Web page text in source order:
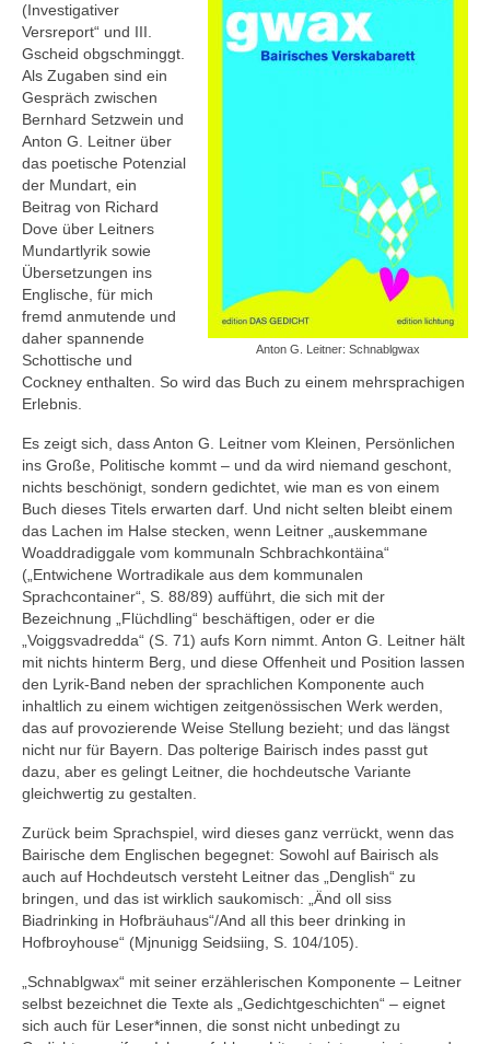
Anton G. Leitner: Schnablgwax
(Investigativer
Versreport“ und III.
Gscheid obgschminggt.
Als Zugaben sind ein
Gespräch zwischen
Bernhard Setzwein und
Anton G. Leitner über
das poetische Potenzial
der Mundart, ein
Beitrag von Richard
Dove über Leitners
Mundartlyrik sowie
Übersetzungen ins
Englische, für mich
fremd anmutende und
daher spannende
Schottische und
Cockney enthalten. So wird das Buch zu einem mehrsprachigen
Erlebnis.
Es zeigt sich, dass Anton G. Leitner vom Kleinen, Persönlichen
ins Große, Politische kommt – und da wird niemand geschont,
nichts beschönigt, sondern gedichtet, wie man es von einem
Buch dieses Titels erwarten darf. Und nicht selten bleibt einem
das Lachen im Halse stecken, wenn Leitner „auskemmane
Woaddradiggale vom kommunaln Schbrachkontäina“
(„Entwichene Wortradikale aus dem kommunalen
Sprachcontainer“, S. 88/89) aufführt, die sich mit der
Bezeichnung „Flüchdling“ beschäftigen, oder er die
„Voiggsvadredda“ (S. 71) aufs Korn nimmt. Anton G. Leitner hält
mit nichts hinterm Berg, und diese Offenheit und Position lassen
den Lyrik-Band neben der sprachlichen Komponente auch
inhaltlich zu einem wichtigen zeitgenössischen Werk werden,
das auf provozierende Weise Stellung bezieht; und das längst
nicht nur für Bayern. Das polterige Bairisch indes passt gut
dazu, aber es gelingt Leitner, die hochdeutsche Variante
gleichwertig zu gestalten.
Zurück beim Sprachspiel, wird dieses ganz verrückt, wenn das
Bairische dem Englischen begegnet: Sowohl auf Bairisch als
auch auf Hochdeutsch versteht Leitner das „Denglish“ zu
bringen, und das ist wirklich saukomisch: „Änd oll siss
Biadrinking in Hofbräuhaus“/And all this beer drinking in
Hofbroyhouse“ (Mjnunigg Seidsiing, S. 104/105).
„Schnablgwax“ mit seiner erzählerischen Komponente – Leitner
selbst bezeichnet die Texte als „Gedichtgeschichten“ – eignet
sich auch für Leser*innen, die sonst nicht unbedingt zu